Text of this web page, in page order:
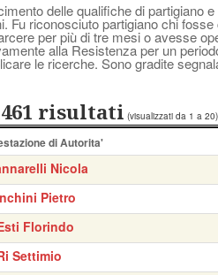
delle qualifiche di partigiano
Fu riconosciuto partigiano chi
per più di tre mesi o avesse
alla Resistenza per un
le ricerche. Sono gradite
risultati (visualizzati da 1 a 20)
di Autorita'
Nicola
Pietro
Florindo
Settimio